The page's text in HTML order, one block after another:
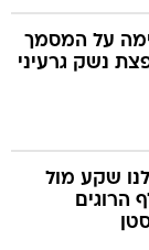
על המסמך
נשק גרעיני
שקע מול
הרוגים